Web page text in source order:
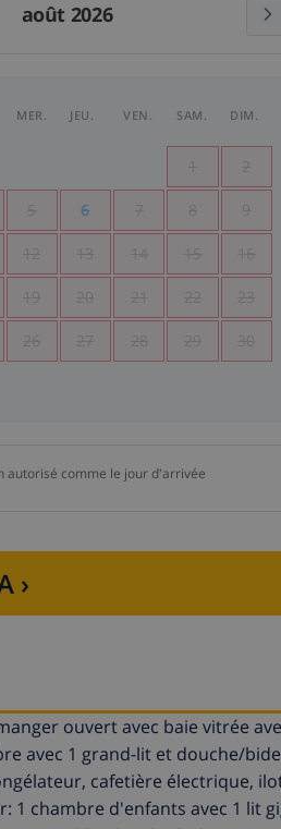
août 2026
MER. JEU. VEN. SAM. DIM.
1 2
5 6 7 8 9
12 13 14 15 16
19 20 21 22 23
26 27 28 29 30
autorisé comme le jour d'arrivée
›
ouvert avec baie vitrée
avec 1 grand-lit et douche/
cafetière électrique,
chambre d'enfants avec 1 lit